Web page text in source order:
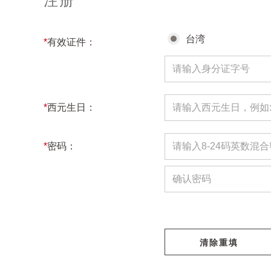
*有效证件： 台湾
*西元生日：
*密码：